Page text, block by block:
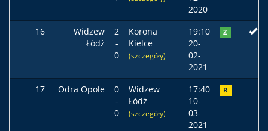
2020
16
Widzew
Łódź
2
-
0
Korona
Kielce
(szczegóły)
19:10
20-
02-
2021
Z
17 Odra Opole
0
-
0
Widzew
Łódź
(szczegóły)
17:40
10-
03-
2021
R